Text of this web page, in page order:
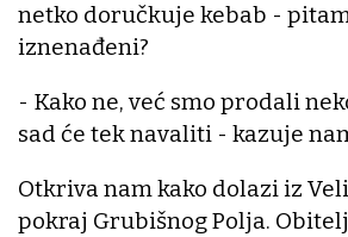
netko doručkuje kebab -
iznenađeni?
- Kako ne, već smo prodali
sad će tek navaliti - kazuje
Otkriva nam kako dolazi iz
pokraj Grubišnog Polja.